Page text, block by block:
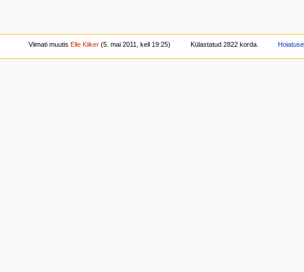
Viimati muutis Elle Kiiker(5. mai 2011, kell 19:25) Külastatud 2822 korda.